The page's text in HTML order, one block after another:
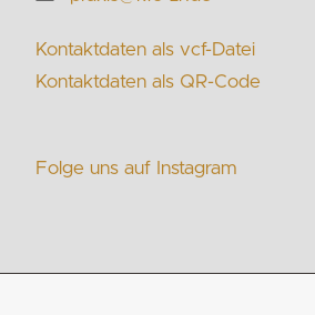
Kontaktdaten als vcf-Datei
Kontaktdaten als QR-Code
Folge uns auf Instagram